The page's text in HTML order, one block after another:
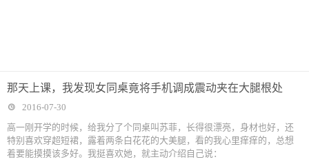
那天上课，我发现女同桌竟将手机调成震动夹在大腿根处
2016-07-30
高一刚开学的时候，给我分了个同桌叫苏菲，长得很漂亮，身材也好，还
特别喜欢穿超短裙，露着两条白花花的大美腿，看的我心里痒痒的，总想
着要能摸摸该多好。我挺喜欢她，就主动介绍自己说：